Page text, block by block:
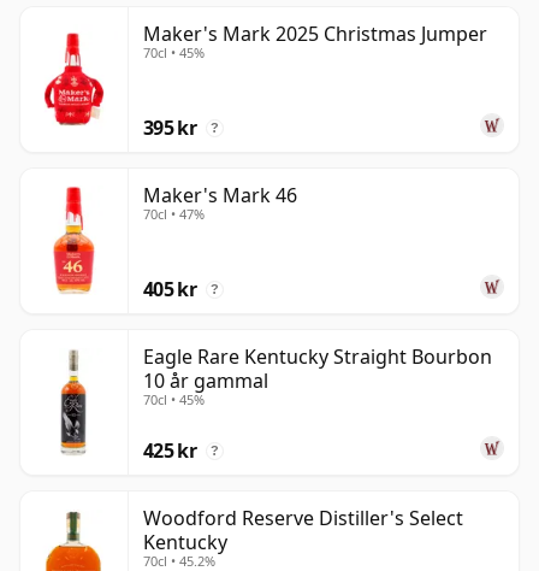
Maker's Mark 2025 Christmas Jumper
70cl • 45%
395 kr ?
Maker's Mark 46
70cl • 47%
405 kr ?
Eagle Rare Kentucky Straight Bourbon
10 år gammal
70cl • 45%
425 kr ?
Woodford Reserve Distiller's Select
Kentucky
70cl • 45.2%